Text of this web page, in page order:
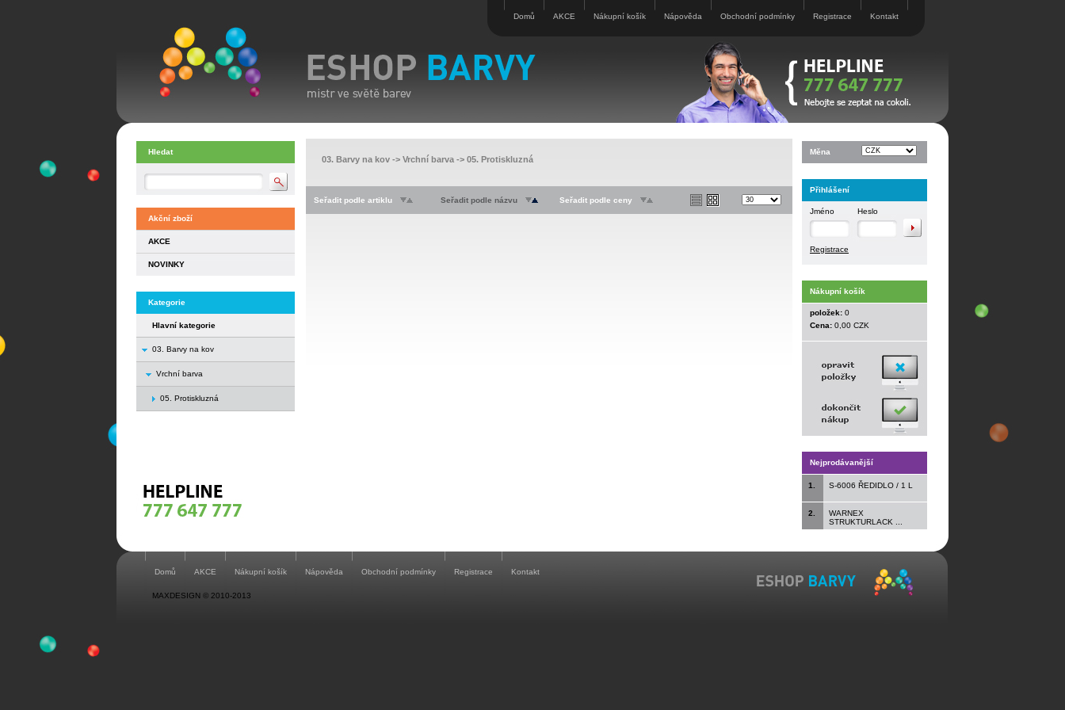
Domů AKCE Nákupní košík Nápověda Obchodní podmínky Registrace Kontakt
Hledat
Akční zboží
AKCE
NOVINKY
Kategorie
Hlavní kategorie
03. Barvy na kov
Vrchní barva
05. Protiskluzná
03. Barvy na kov -> Vrchní barva -> 05. Protiskluzná
Seřadit podle artiklu Seřadit podle názvu Seřadit podle ceny
Měna
Přihlášení
Jméno Heslo
Registrace
Nákupní košík
položek: 0
Cena: 0,00 CZK
Nejprodávanější
1. S-6006 ŘEDIDLO / 1 L
2.
WARNEX
STRUKTURLACK ...
Domů AKCE Nákupní košík Nápověda Obchodní podmínky Registrace Kontakt
MAXDESIGN © 2010-2013